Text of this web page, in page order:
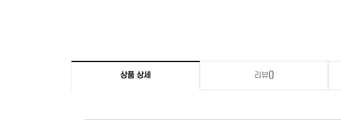
상품 상세 리뷰()